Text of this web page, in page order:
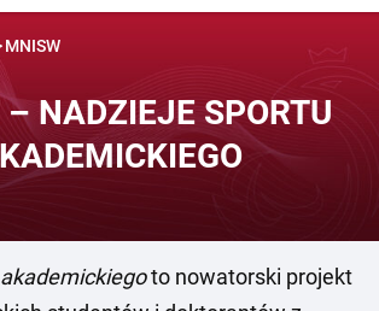
MNISW
NADZIEJE SPORTU
to nowatorski projekt